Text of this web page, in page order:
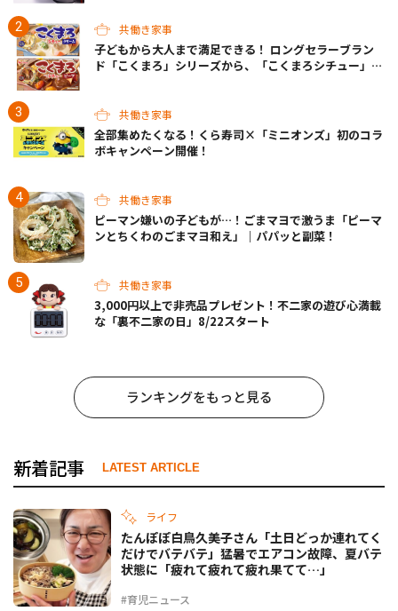
共働き家事
子どもから大人まで満足できる！ ロングセラーブラン
ド「こくまろ」シリーズから、「こくまろシチュー」＜
共働き家事
全部集めたくなる！くら寿司×「ミニオンズ」初のコラ
ボキャンペーン開催！
共働き家事
ピーマン嫌いの子どもが…！ごまマヨで激うま「ピーマ
ンとちくわのごまマヨ和え」｜パパッと副菜！
共働き家事
3,000円以上で非売品プレゼント！不二家の遊び心満載
な「裏不二家の日」8/22スタート
ランキングをもっと見る
新着記事 LATEST ARTICLE
ライフ
#育児ニュース
たんぽぽ白鳥久美子さん「土日どっか連れてく
だけでバテバテ」猛暑でエアコン故障、夏バテ
状態に「疲れて疲れて疲れ果てて…」